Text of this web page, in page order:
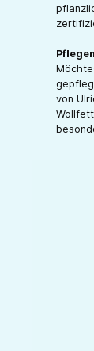
von